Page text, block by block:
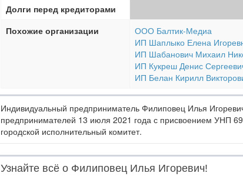
Долги перед кредиторами
Похожие организации
ООО Балтик-Медиа
ИП Шаплыко Елена
ИП Шабанович Михаил
ИП Кукреш Денис
ИП Белан Кирилл
Индивидуальный предприниматель Филиповец Илья
предпринимателей 13 июля 2021 года с присвоением УНП
городской исполнительный комитет.
Узнайте всё о Филиповец Илья Игоревич!